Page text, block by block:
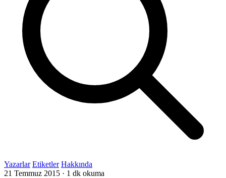
Yazarlar Etiketler Hakkında
21 Temmuz 2015 · 1 dk okuma